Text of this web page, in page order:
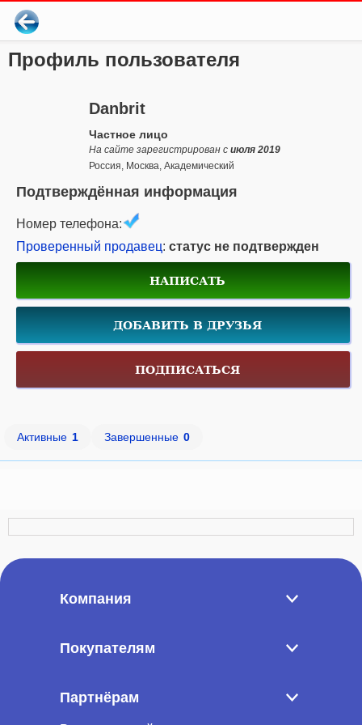
Профиль пользователя
Danbrit
Частное лицо
На сайте зарегистрирован с июля 2019
Россия, Москва, Академический
Подтверждённая информация
Номер телефона:
Проверенный продавец: статус не подтвержден
НАПИСАТЬ
ДОБАВИТЬ В ДРУЗЬЯ
ПОДПИСАТЬСЯ
Активные 1 Завершенные 0
Компания
Покупателям
Партнёрам